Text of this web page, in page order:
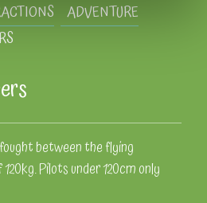
ADVENTURE
between the flying
Pilots under 120cm only